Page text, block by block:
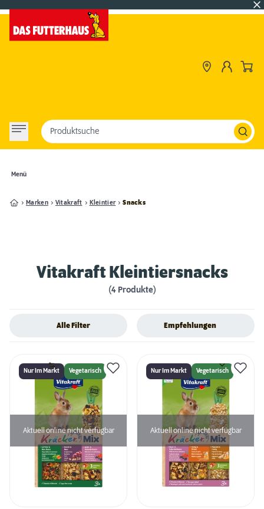
Menü
Produktsuche
Marken Vitakraft Kleintier Snacks
Vitakraft Kleintiersnacks
(4 Produkte)
Alle Filter Empfehlungen
Nur Im Markt Vegetarisch
Aktuell online nicht verfügbar
Nur Im Markt Vegetarisch
Aktuell online nicht verfügbar